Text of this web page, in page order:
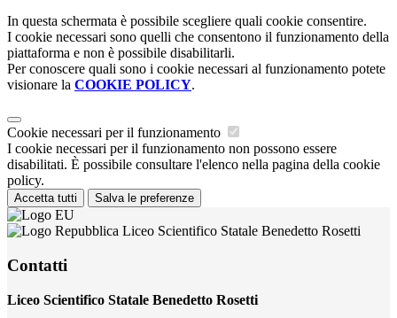
In questa schermata è possibile scegliere quali cookie consentire.
I cookie necessari sono quelli che consentono il funzionamento della
piattaforma e non è possibile disabilitarli.
Per conoscere quali sono i cookie necessari al funzionamento potete
visionare la COOKIE POLICY.
Cookie necessari per il funzionamento
I cookie necessari per il funzionamento non possono essere
disabilitati. È possibile consultare l'elenco nella pagina della cookie
policy.
Accetta tutti Salva le preferenze
Liceo Scientifico Statale Benedetto Rosetti
Contatti
Liceo Scientifico Statale Benedetto Rosetti